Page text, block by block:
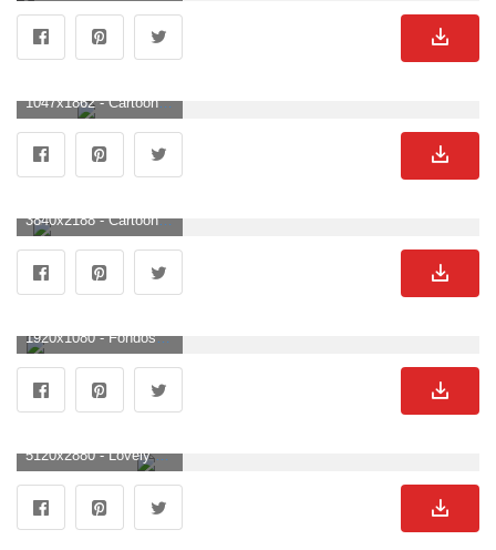
1047x1862 - Cartoon Couple Wallpaper - (58+) Fondos de grupo. Fondo de pantalla de parejas.
3840x2188 - Cartoon Love Couple Wallpapers Group con más de 54 artículos. Wallpaper de parejas.
1920x1080 - Fondos de anime románticos - Fondos de anime románticos gratis. Fondo para computadora HD 1080p de parejas.
5120x2880 - Lovely Couple fondo de pantalla. Imágen de parejas.